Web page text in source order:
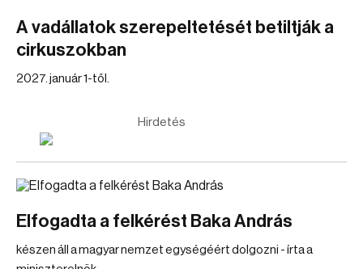
A vadállatok szerepeltetését betiltják a
cirkuszokban
2027. január 1-től.
Hirdetés
Elfogadta a felkérést Baka András
készen áll a magyar nemzet egységéért dolgozni - írta a